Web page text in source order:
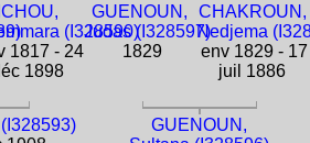
ICHOU,
(I328590)
1817 - 24
1898
GUENOUN,
Judas (I328597)
1829
CHAKROUN,
Nedjema
env 1829 - 17
juil 1886
GUENOUN,